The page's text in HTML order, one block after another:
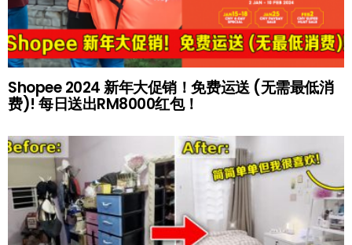
Shopee 2024 新年大促销！免费运送 (无需最低消
费)! 每日送出RM8000红包！